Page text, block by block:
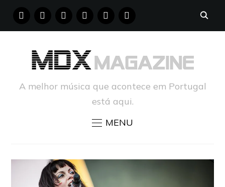
FACEBOOKINSTAGRAM
YOUTUBE PINTERESTTUMBLR
A melhor música que acontece em Portugal
está aqui.
MENU